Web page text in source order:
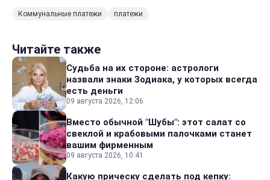
Коммунальные платежи платежи
Читайте также
Судьба на их стороне: астрологи
назвали знаки Зодиака, у которых всегда
есть деньги
09 августа 2026, 12:06
Вместо обычной "Шубы": этот салат со
свеклой и крабовыми палочками станет
вашим фирменным
09 августа 2026, 10:41
Какую прическу сделать под кепку: